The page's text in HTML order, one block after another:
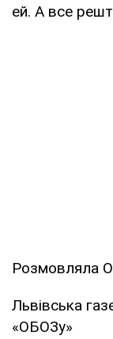
ей. А все
Розмовляла
Львівська
«ОБОЗу»